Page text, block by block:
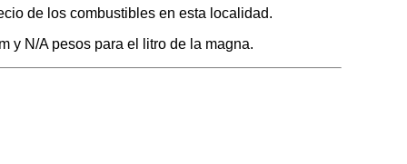
de los combustibles en esta localidad.
y N/A pesos para el litro de la magna.